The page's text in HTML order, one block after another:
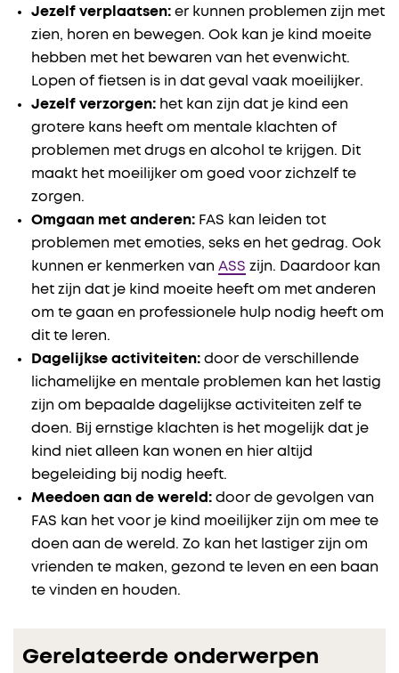
Jezelf verplaatsen: er kunnen problemen zijn met
zien, horen en bewegen. Ook kan je kind moeite
hebben met het bewaren van het evenwicht.
Lopen of fietsen is in dat geval vaak moeilijker.
Jezelf verzorgen: het kan zijn dat je kind een
grotere kans heeft om mentale klachten of
problemen met drugs en alcohol te krijgen. Dit
maakt het moeilijker om goed voor zichzelf te
zorgen.
Omgaan met anderen: FAS kan leiden tot
problemen met emoties, seks en het gedrag. Ook
kunnen er kenmerken van ASS zijn. Daardoor kan
het zijn dat je kind moeite heeft om met anderen
om te gaan en professionele hulp nodig heeft om
dit te leren.
Dagelijkse activiteiten: door de verschillende
lichamelijke en mentale problemen kan het lastig
zijn om bepaalde dagelijkse activiteiten zelf te
doen. Bij ernstige klachten is het mogelijk dat je
kind niet alleen kan wonen en hier altijd
begeleiding bij nodig heeft.
Meedoen aan de wereld: door de gevolgen van
FAS kan het voor je kind moeilijker zijn om mee te
doen aan de wereld. Zo kan het lastiger zijn om
vrienden te maken, gezond te leven en een baan
te vinden en houden.
Gerelateerde onderwerpen